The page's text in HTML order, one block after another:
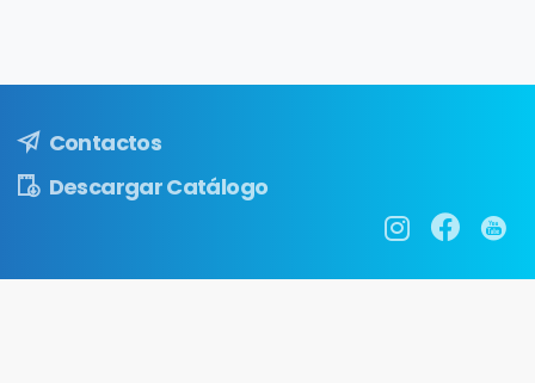
Contactos
Descargar Catálogo